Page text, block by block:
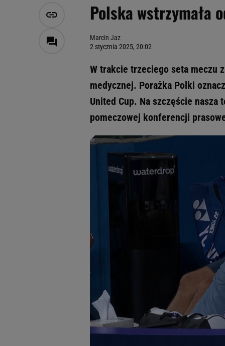
Polska wstrzymała
Marcin Jaz
2 stycznia 2025, 20:02
W trakcie trzeciego seta meczu
medycznej. Porażka Polki
United Cup. Na szczęście nasza
pomeczowej konferencji
My, nasi Zaufani
badnie odbiorców i